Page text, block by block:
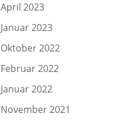
April 2023
Januar 2023
Oktober 2022
Februar 2022
Januar 2022
November 2021